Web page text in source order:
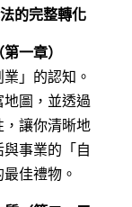
的完整轉化
一章）
業」的認知。
圖，並透過
讓你清晰地
事業的「自
佳禮物。